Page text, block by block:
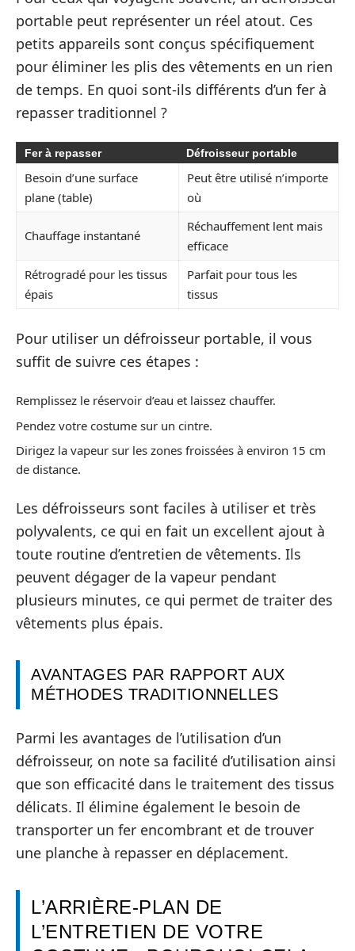
portable peut représenter un réel atout. Ces
petits appareils sont conçus spécifiquement
pour éliminer les plis des vêtements en un rien
de temps. En quoi sont-ils différents d’un fer à
repasser traditionnel ?
Fer à repasser Défroisseur portable
Besoin d’une surface
plane (table)
Peut être utilisé n’importe
où
Chauffage instantané
Réchauffement lent mais
efficace
Rétrogradé pour les tissus
épais
Parfait pour tous les
tissus
Pour utiliser un défroisseur portable, il vous
suffit de suivre ces étapes :
Remplissez le réservoir d’eau et laissez chauffer.
Pendez votre costume sur un cintre.
Dirigez la vapeur sur les zones froissées à environ 15 cm
de distance.
Les défroisseurs sont faciles à utiliser et très
polyvalents, ce qui en fait un excellent ajout à
toute routine d’entretien de vêtements. Ils
peuvent dégager de la vapeur pendant
plusieurs minutes, ce qui permet de traiter des
vêtements plus épais.
AVANTAGES PAR RAPPORT AUX
MÉTHODES TRADITIONNELLES
Parmi les avantages de l’utilisation d’un
défroisseur, on note sa facilité d’utilisation ainsi
que son efficacité dans le traitement des tissus
délicats. Il élimine également le besoin de
transporter un fer encombrant et de trouver
une planche à repasser en déplacement.
L’ARRIÈRE-PLAN DE
L’ENTRETIEN DE VOTRE